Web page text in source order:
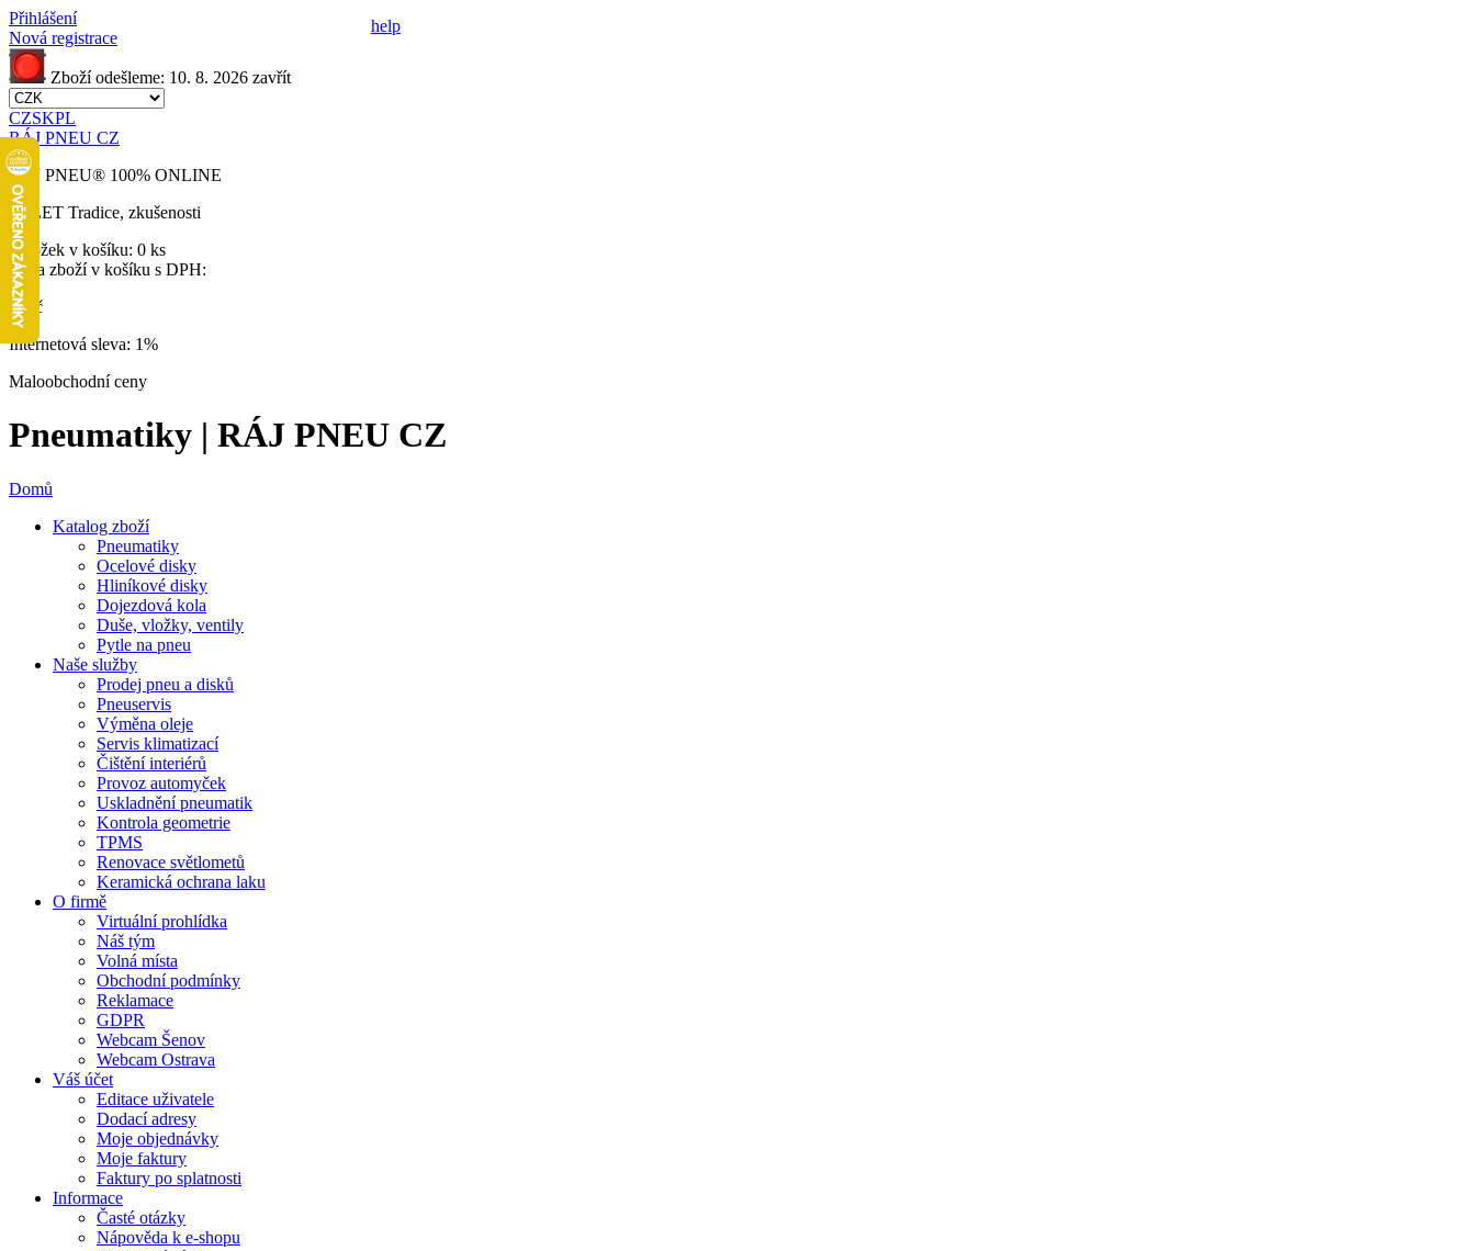
Přihlášení
Nová registrace
Zboží odešleme: 10. 8. 2026 zavřít
CZSKPL
RÁJ PNEU CZ
RÁJ PNEU® 100% ONLINE
32 LET Tradice, zkušenosti
Položek v košíku: 0 ks
Cena zboží v košíku s DPH:
0 Kč
Internetová sleva: 1%
Maloobchodní ceny
Pneumatiky | RÁJ PNEU CZ
Domů
Katalog zboží
Pneumatiky
Ocelové disky
Hliníkové disky
Dojezdová kola
Duše, vložky, ventily
Pytle na pneu
Naše služby
Prodej pneu a disků
Pneuservis
Výměna oleje
Servis klimatizací
Čištění interiérů
Provoz automyček
Uskladnění pneumatik
Kontrola geometrie
TPMS
Renovace světlometů
Keramická ochrana laku
O firmě
Virtuální prohlídka
Náš tým
Volná místa
Obchodní podmínky
Reklamace
GDPR
Webcam Šenov
Webcam Ostrava
Váš účet
Editace uživatele
Dodací adresy
Moje objednávky
Moje faktury
Faktury po splatnosti
Informace
Časté otázky
Nápověda k e-shopu
help